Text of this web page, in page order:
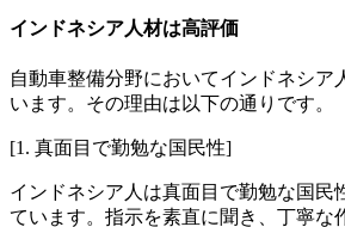
インドネシア人材は高評価
自動車整備分野においてインドネシア
います。その理由は以下の通りです。
[1. 真面目で勤勉な国民性]
インドネシア人は真面目で勤勉な国民
ています。指示を素直に聞き、丁寧な